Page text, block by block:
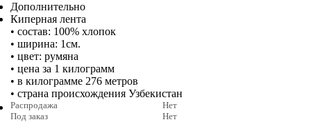
Дополнительно
Киперная лента
• состав: 100% хлопок
• ширина: 1см.
• цвет: румяна
• цена за 1 килограмм
• в килограмме 276 метров
• страна происхождения Узбекистан
Распродажа
Нет
Под заказ
Нет